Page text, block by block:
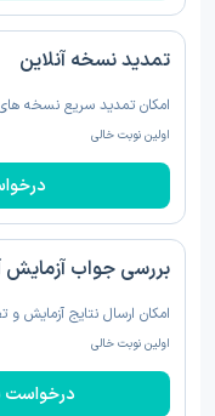
تمدید نسخه‌ آنلاین
امکان تمدید سریع نسخه
اولین نوبت خالی
بررسی جواب آزمایش
امکان ارسال نتایج آزمایش
اولین نوبت خالی
درخواست